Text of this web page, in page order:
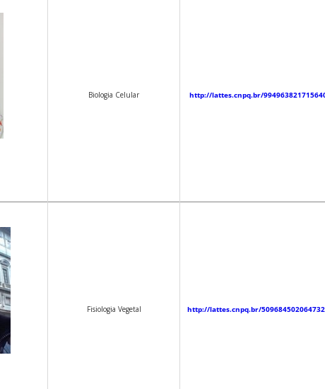
Biologia Celular http://lattes.cnpq.br/
Fisiologia Vegetal http://lattes.cnpq.br/